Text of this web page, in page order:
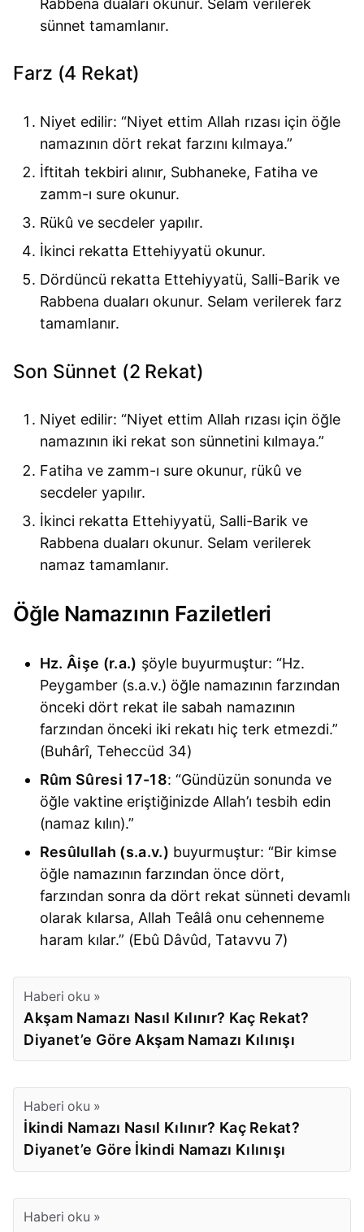
Rabbena duaları okunur. Selam verilerek
sünnet tamamlanır.
Farz (4 Rekat)
Niyet edilir: “Niyet ettim Allah rızası için öğle
namazının dört rekat farzını kılmaya.”
İftitah tekbiri alınır, Subhaneke, Fatiha ve
zamm-ı sure okunur.
Rükû ve secdeler yapılır.
İkinci rekatta Ettehiyyatü okunur.
Dördüncü rekatta Ettehiyyatü, Salli-Barik ve
Rabbena duaları okunur. Selam verilerek farz
tamamlanır.
Son Sünnet (2 Rekat)
Niyet edilir: “Niyet ettim Allah rızası için öğle
namazının iki rekat son sünnetini kılmaya.”
Fatiha ve zamm-ı sure okunur, rükû ve
secdeler yapılır.
İkinci rekatta Ettehiyyatü, Salli-Barik ve
Rabbena duaları okunur. Selam verilerek
namaz tamamlanır.
Öğle Namazının Faziletleri
Hz. Âişe (r.a.) şöyle buyurmuştur: “Hz.
Peygamber (s.a.v.) öğle namazının farzından
önceki dört rekat ile sabah namazının
farzından önceki iki rekatı hiç terk etmezdi.”
(Buhârî, Teheccüd 34)
Rûm Sûresi 17-18: “Gündüzün sonunda ve
öğle vaktine eriştiğinizde Allah’ı tesbih edin
(namaz kılın).”
Resûlullah (s.a.v.) buyurmuştur: “Bir kimse
öğle namazının farzından önce dört,
farzından sonra da dört rekat sünneti devamlı
olarak kılarsa, Allah Teâlâ onu cehenneme
haram kılar.” (Ebû Dâvûd, Tatavvu 7)
Haberi oku »
Akşam Namazı Nasıl Kılınır? Kaç Rekat?
Diyanet’e Göre Akşam Namazı Kılınışı
Haberi oku »
İkindi Namazı Nasıl Kılınır? Kaç Rekat?
Diyanet’e Göre İkindi Namazı Kılınışı
Haberi oku »